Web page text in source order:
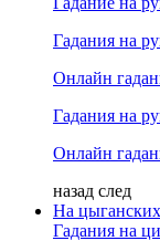
Гадания на
Онлайн
Гадания на
Онлайн
назад след
На
Гадания на